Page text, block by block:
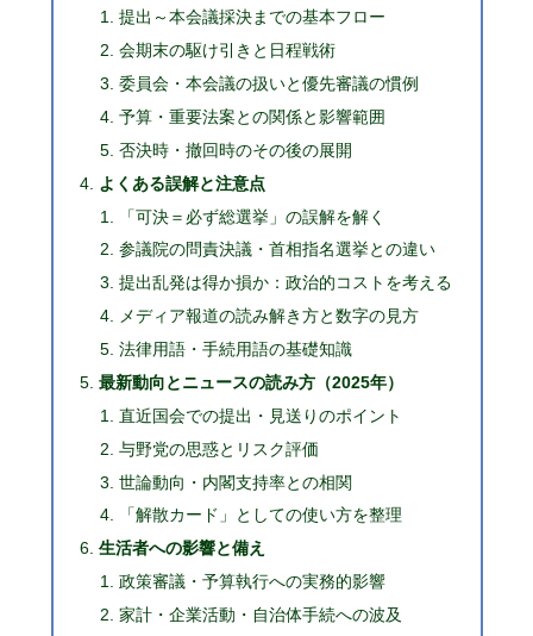
提出～本会議採決までの基本フロー
会期末の駆け引きと日程戦術
委員会・本会議の扱いと優先審議の慣例
予算・重要法案との関係と影響範囲
否決時・撤回時のその後の展開
よくある誤解と注意点
「可決＝必ず総選挙」の誤解を解く
参議院の問責決議・首相指名選挙との違い
提出乱発は得か損か：政治的コストを考える
メディア報道の読み解き方と数字の見方
法律用語・手続用語の基礎知識
最新動向とニュースの読み方（2025年）
直近国会での提出・見送りのポイント
与野党の思惑とリスク評価
世論動向・内閣支持率との相関
「解散カード」としての使い方を整理
生活者への影響と備え
政策審議・予算執行への実務的影響
家計・企業活動・自治体手続への波及